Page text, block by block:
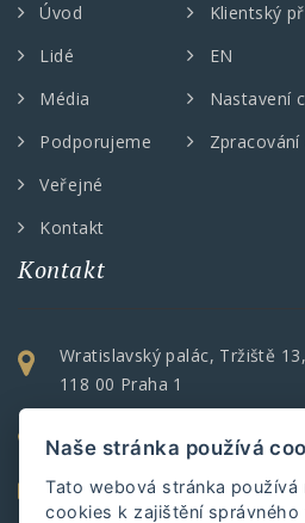
Úvod
Lidé
Média
Podporujeme
Veřejné
Kontakt
Klientský
EN
Nastavení
Kontakt
Wratislavský palác, Tržiště 13,
118 00 Praha 1
+420 257 532 567
accredio@accredio.cz
Naše stránka používá
Tato webová stránka
cookies k zajištění správného